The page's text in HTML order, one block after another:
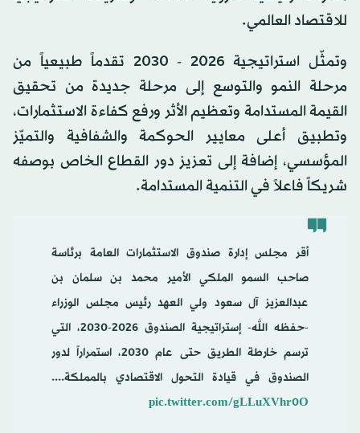
للاقتصاد العالمي.
وتمثّل استراتيجية 2026 - 2030 تقدماً طبيعياً من
مرحلة النمو والتوسع إلى مرحلة جديدة من تحقيق
القيمة المستدامة وتعظيم الأثر ورفع كفاءة الاستثمارات،
وتطبيق أعلى معايير الحوكمة والشفافية والتميّز
المؤسسي، إضافة إلى تعزيز دور القطاع الخاص بوصفه
شريكاً فاعلاً في التنمية المستدامة.
أقر مجلس إدارة صندوق الاستثمارات العامة برئاسة
صاحب السمو الملكي الأمير محمد بن سلمان بن
عبدالعزيز آل سعود ولي العهد رئيس مجلس الوزراء
-حفظه الله- إستراتيجية الصندوق 2026-2030، التي
ترسم خارطة الطريق حتى عام 2030، استمراراً لدور
الصندوق في قيادة التحول الاقتصادي بالمملكة....
pic.twitter.com/gLLuXVhr0O